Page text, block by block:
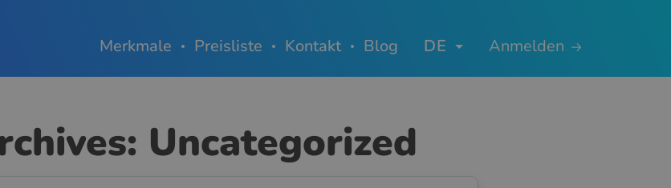
Merkmale Preisliste Kontakt Blog DE Anmelden
Uncategorized